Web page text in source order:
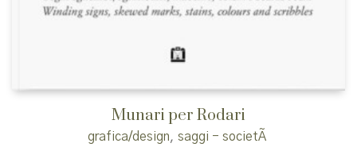
Munari per Rodari
grafica/design, saggi - societÃ